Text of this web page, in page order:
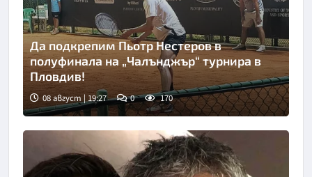
Да подкрепим Пьотр Нестеров в
полуфинала на „Чалънджър“ турнира в
Пловдив!
08 август | 19:27 0 170